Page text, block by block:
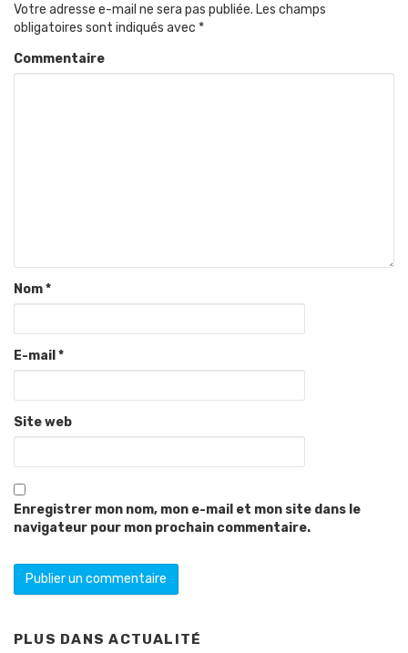
Votre adresse e-mail ne sera pas publiée. Les champs
obligatoires sont indiqués avec *
Commentaire
Nom*
E-mail *
Site web
Enregistrer mon nom, mon e-mail et mon site dans le
navigateur pour mon prochain commentaire.
PLUS DANSACTUALITÉ